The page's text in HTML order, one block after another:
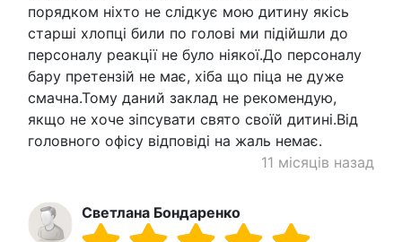
порядком ніхто не слідкує мою дитину якісь
старші хлопці били по голові ми підійшли до
персоналу реакції не було ніякої.До персоналу
бару претензій не має, хіба що піца не дуже
смачна.Тому даний заклад не рекомендую,
якщо не хоче зіпсувати свято своїй дитині.Від
головного офісу відповіді на жаль немає.
11 місяців назад
Светлана Бондаренко